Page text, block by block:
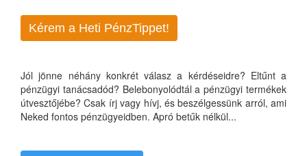
Kérem a Heti PénzTippet!
Jól jönne néhány konkrét válasz a kérdéseidre? Eltűnt a
pénzügyi tanácsadód? Belebonyolódtál a pénzügyi termékek
útvesztőjébe? Csak írj vagy hívj, és beszélgessünk arról, ami
Neked fontos pénzügyeidben. Apró betűk nélkül...